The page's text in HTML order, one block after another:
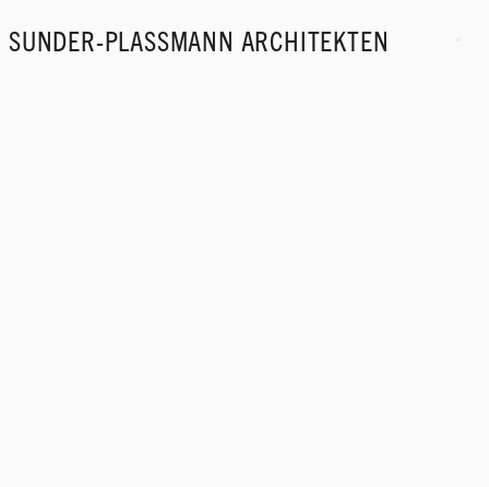
SUNDER-PLASSMANN ARCHITEKTEN